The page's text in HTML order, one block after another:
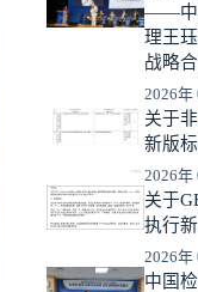
——中
理王
战略
2026年
关于
新版
2026年
关于
执行
2026年
中国